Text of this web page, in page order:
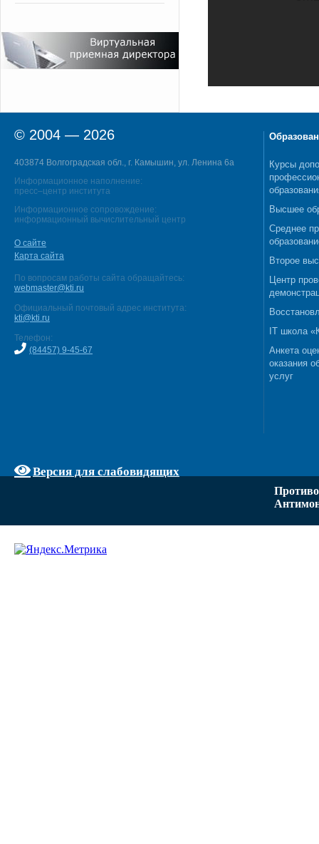
© 2004 — 2026
403874 Волгоградская обл., г. Камышин, ул. Ленина 6а
Информационное наполнение:
пресс–центр института
Информационное сопровождение:
информационный вычислительный центр
О сайте
Карта сайта
По вопросам работы сайта обращайтесь:
webmaster@kti.ru
Официальный почтовый адрес института:
kti@kti.ru
Телефон:
(84457) 9-45-67
Версия для слабовидящих
Курсы
Высшее
Среднее
Второе
Центр
IT школа
Анкета
оказания
услуг